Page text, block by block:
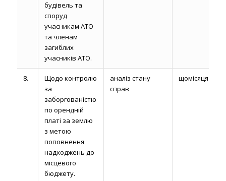
будівель та
споруд
учасникам АТО
та членам
загиблих
учасників АТО.
8.
Щодо контролю
за
заборгованістю
по орендній
платі за землю
з метою
поповнення
надходжень до
місцевого
бюджету.
аналіз стану
справ
щомісяця